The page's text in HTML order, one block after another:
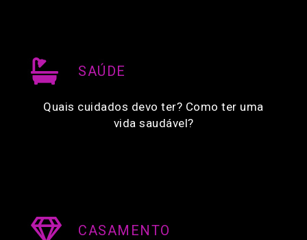
SAÚDE
Quais cuidados devo ter? Como ter uma
vida saudável?
CASAMENTO